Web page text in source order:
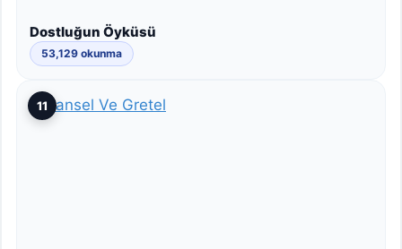
Dostluğun Öyküsü
53,129 okunma
11